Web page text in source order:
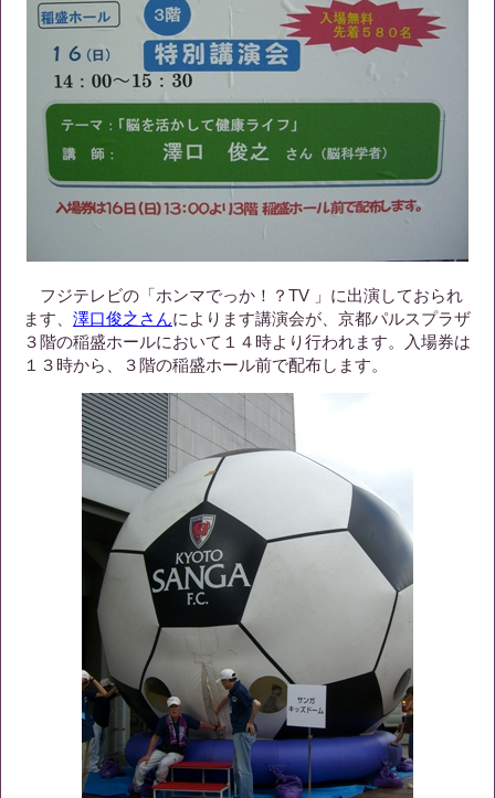
フジテレビの「ホンマでっか！？TV 」に出演しておられ
ます、 澤口俊之さんによります講演会が、京都パルスプラザ
３階の稲盛ホールにおいて１４時より行われます。入場券は
１３時から、３階の稲盛ホール前で配布します。